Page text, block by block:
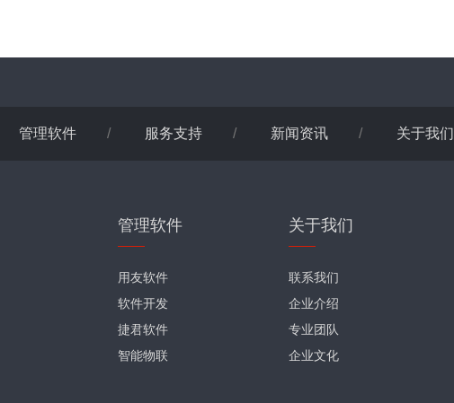
管理软件 / 服务支持 / 新闻资讯 / 关于我们
管理软件
用友软件
软件开发
捷君软件
智能物联
关于我们
联系我们
企业介绍
专业团队
企业文化